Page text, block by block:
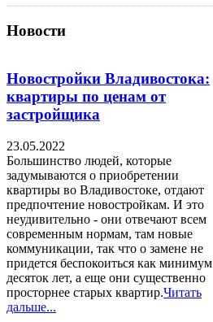
Новости
Новостройки Владивостока:
квартиры по ценам от
застройщика
23.05.2022
Большинство людей, которые
задумываются о приобретении
квартиры во Владивостоке, отдают
предпочтение новостройкам. И это
неудивительно - они отвечают всем
современным нормам, там новые
коммуникации, так что о замене не
придется беспокоиться как минимум
десяток лет, а еще они существенно
просторнее старых квартир.Читать
дальше...